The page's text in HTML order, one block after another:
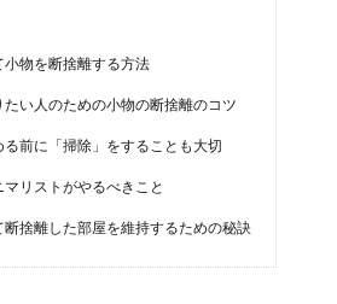
ンプルライフで快適空間！片付けと捨て
小物を断捨離する方法
たい人のための小物の断捨離のコツ
前に「掃除」をすることも大切
リストがやるべきこと
断捨離した部屋を維持するための秘訣